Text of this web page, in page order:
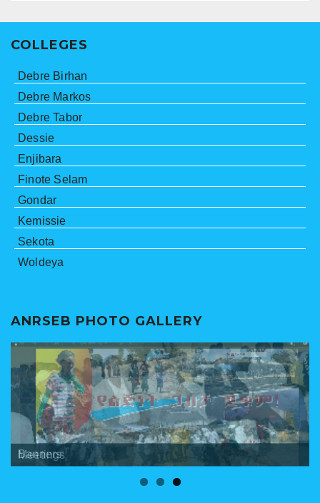
COLLEGES
Debre Birhan
Debre Markos
Debre Tabor
Dessie
Enjibara
Finote Selam
Gondar
Kemissie
Sekota
Woldeya
ANRSEB PHOTO GALLERY
ANRSEB Photo Gallery
Banners
Meetings